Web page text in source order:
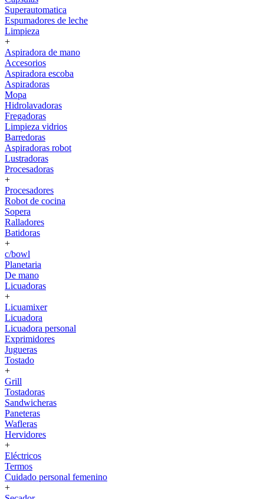
Superautomatica
Espumadores de leche
Limpieza
+
Aspiradora de mano
Accesorios
Aspiradora escoba
Aspiradoras
Mopa
Hidrolavadoras
Fregadoras
Limpieza vidrios
Barredoras
Aspiradoras robot
Lustradoras
Procesadoras
+
Procesadores
Robot de cocina
Sopera
Ralladores
Batidoras
+
c/bowl
Planetaria
De mano
Licuadoras
+
Licuamixer
Licuadora
Licuadora personal
Exprimidores
Jugueras
Tostado
+
Grill
Tostadoras
Sandwicheras
Paneteras
Wafleras
Hervidores
+
Eléctricos
Termos
Cuidado personal femenino
+